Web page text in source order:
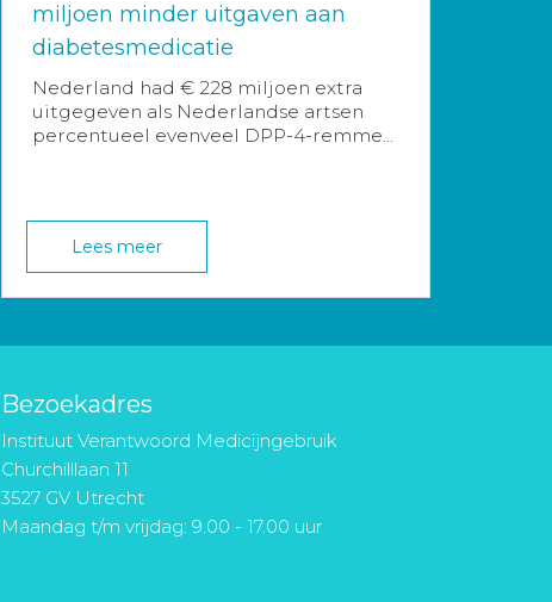
miljoen minder uitgaven aan
diabetesmedicatie
Nederland had € 228 miljoen extra
uitgegeven als Nederlandse artsen
percentueel evenveel DPP-4-remme...
Lees meer
Bezoekadres
Instituut Verantwoord Medicijngebruik
Churchilllaan 11
3527 GV Utrecht
Maandag t/m vrijdag: 9.00 - 17.00 uur